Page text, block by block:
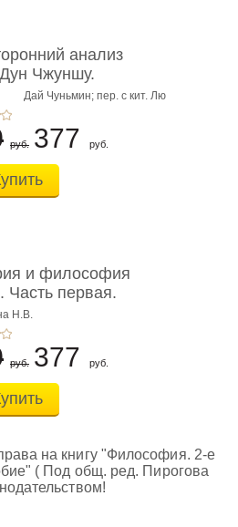
анализ
Чжуншу.
...
Дай Чуньмин; пер. с кит. Лю
руб. 377 руб.
и философия
Часть первая.
...
Н.В.
руб. 377 руб.
на книгу "Философия. 2-е
( Под общ. ред. Пирогова